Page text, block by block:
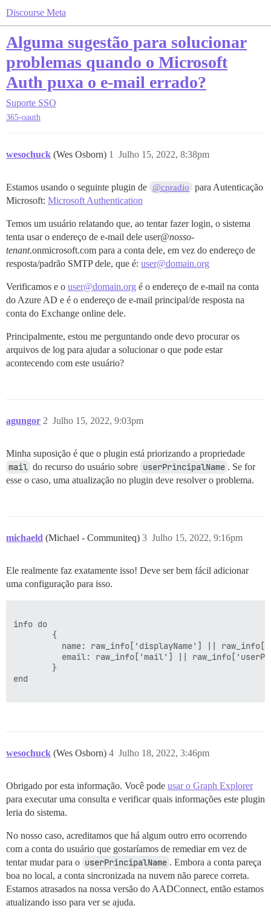
Discourse Meta
Alguma sugestão para solucionar
problemas quando o Microsoft
Auth puxa o e-mail errado?
Suporte SSO
365-oauth
wesochuck (Wes Osborn) Julho 15, 2022, 8:38pm
1
Estamos usando o seguinte plugin de @cpradio
para Autenticação
Microsoft: Microsoft Authentication
Temos um usuário relatando que, ao tentar fazer login, o sistema
tenta usar o endereço de e-mail dele user@nosso-
tenant.onmicrosoft.com para a conta dele, em vez do endereço de
resposta/padrão SMTP dele, que é: user@domain.org
Verificamos e o user@domain.org é o endereço de e-mail na conta
do Azure AD e é o endereço de e-mail principal/de resposta na
conta do Exchange online dele.
Principalmente, estou me perguntando onde devo procurar os
arquivos de log para ajudar a solucionar o que pode estar
acontecendo com este usuário?
agungor Julho 15, 2022, 9:03pm
2
Minha suposição é que o plugin está priorizando a propriedade
mail do recurso do usuário sobre userPrincipalName . Se for
esse o caso, uma atualização no plugin deve resolver o problema.
michaeld (Michael - Communiteq) Julho 15, 2022, 9:16pm
3
Ele realmente faz exatamente isso! Deve ser bem fácil adicionar
uma configuração para isso.
info do
        {
name: raw_info['displayName'] ||
email: raw_info['mail'] ||
        }
end
wesochuck (Wes Osborn) Julho 18, 2022, 3:46pm
4
Obrigado por esta informação. Você pode usar o Graph Explorer
para executar uma consulta e verificar quais informações este plugin
leria do sistema.
No nosso caso, acreditamos que há algum outro erro ocorrendo
com a conta do usuário que gostaríamos de remediar em vez de
tentar mudar para o userPrincipalName . Embora a conta pareça
boa no local, a conta sincronizada na nuvem não parece correta.
Estamos atrasados na nossa versão do AADConnect, então estamos
atualizando isso para ver se ajuda.